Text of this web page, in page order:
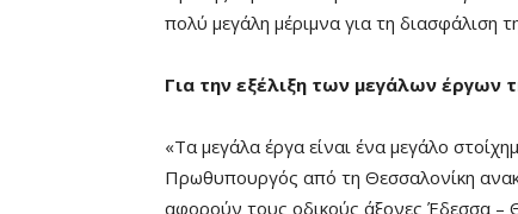
πολύ μεγάλη μέριμνα για τη διασφάλιση
Για την εξέλιξη των μεγάλων έργων
«Τα μεγάλα έργα είναι ένα μεγάλο
Πρωθυπουργός από τη Θεσσαλονίκη
αφορούν τους οδικούς άξονες Έδεσσα –